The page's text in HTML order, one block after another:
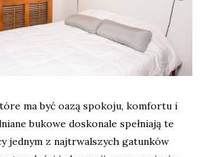
ma być oazą spokoju, komfortu i
bukowe doskonale spełniają te
jednym z najtrwalszych gatunków